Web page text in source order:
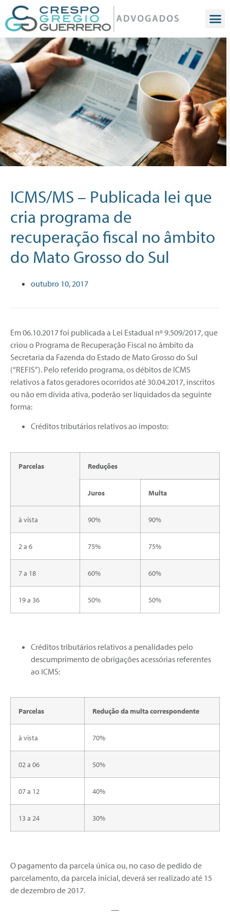
ICMS/MS – Publicada lei que
cria programa de
recuperação fiscal no âmbito
do Mato Grosso do Sul
outubro 10, 2017
Em 06.10.2017 foi publicada a Lei Estadual nº 9.509/2017, que
criou o Programa de Recuperação Fiscal no âmbito da
Secretaria da Fazenda do Estado de Mato Grosso do Sul
(“REFIS”). Pelo referido programa, os débitos de ICMS
relativos a fatos geradores ocorridos até 30.04.2017, inscritos
ou não em dívida ativa, poderão ser liquidados da seguinte
forma:
Créditos tributários relativos ao imposto:
Parcelas Reduções
Juros Multa
à vista 90% 90%
2 a 6 75% 75%
7 a 18 60% 60%
19 a 36 50% 50%
Créditos tributários relativos a penalidades pelo
descumprimento de obrigações acessórias referentes
ao ICMS:
Parcelas Redução da multa correspondente
à vista 70%
02 a 06 50%
07 a 12 40%
13 a 24 30%
O pagamento da parcela única ou, no caso de pedido de
parcelamento, da parcela inicial, deverá ser realizado até 15
de dezembro de 2017.
—